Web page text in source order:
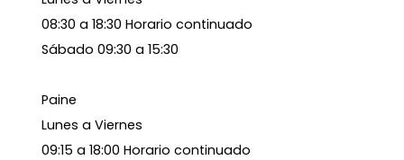
08:30 a 18:30 Horario continuado
Sábado 09:30 a 15:30
Paine
Lunes a Viernes
09:15 a 18:00 Horario continuado